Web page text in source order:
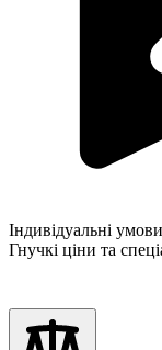
Індивідуальні умови
Гнучкі ціни та